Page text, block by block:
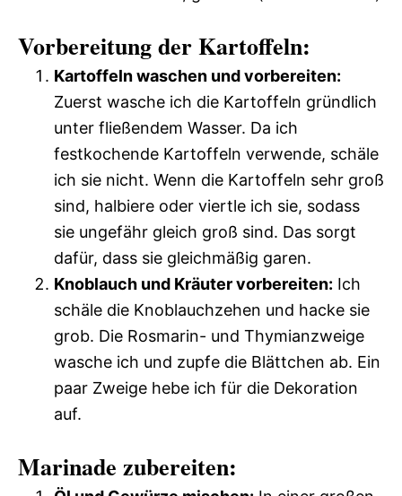
Vorbereitung der Kartoffeln:
Kartoffeln waschen und vorbereiten:
Zuerst wasche ich die Kartoffeln gründlich
unter fließendem Wasser. Da ich
festkochende Kartoffeln verwende, schäle
ich sie nicht. Wenn die Kartoffeln sehr groß
sind, halbiere oder viertle ich sie, sodass
sie ungefähr gleich groß sind. Das sorgt
dafür, dass sie gleichmäßig garen.
Knoblauch und Kräuter vorbereiten: Ich
schäle die Knoblauchzehen und hacke sie
grob. Die Rosmarin- und Thymianzweige
wasche ich und zupfe die Blättchen ab. Ein
paar Zweige hebe ich für die Dekoration
auf.
Marinade zubereiten: